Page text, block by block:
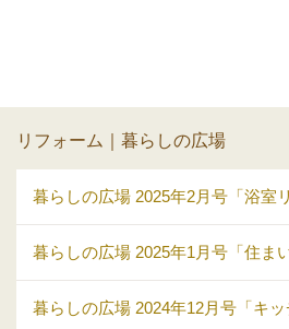
リフォーム｜暮らしの広場
暮らしの広場 2025年2月号「浴室
暮らしの広場 2025年1月号「住ま
暮らしの広場 2024年12月号「キッ